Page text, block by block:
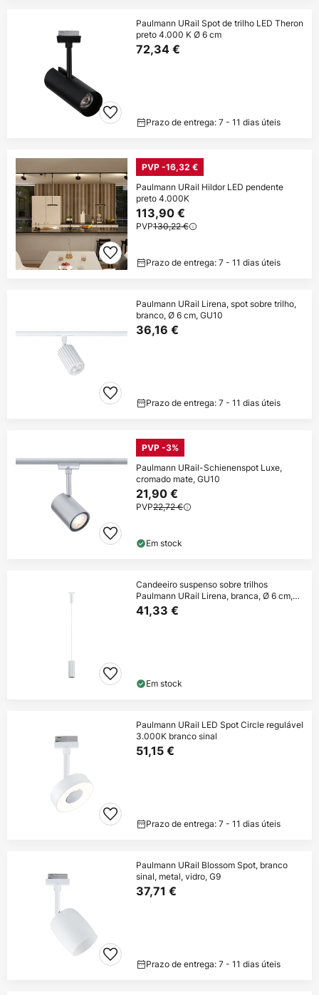
Paulmann URail Spot de trilho LED Theron
preto 4.000 K Ø 6 cm
72,34 €
Prazo de entrega: 7 - 11 dias úteis
PVP -16,32 €
Paulmann URail Hildor LED pendente
preto 4.000K
113,90 €
PVP130,22 €
Prazo de entrega: 7 - 11 dias úteis
Paulmann URail Lirena, spot sobre trilho,
branco, Ø 6 cm, GU10
36,16 €
Prazo de entrega: 7 - 11 dias úteis
PVP -3%
Paulmann URail-Schienenspot Luxe,
cromado mate, GU10
21,90 €
PVP22,72 €
Em stock
Candeeiro suspenso sobre trilhos
Paulmann URail Lirena, branca, Ø 6 cm,
GU10
41,33 €
Em stock
Paulmann URail LED Spot Circle regulável
3.000K branco sinal
51,15 €
Prazo de entrega: 7 - 11 dias úteis
Paulmann URail Blossom Spot, branco
sinal, metal, vidro, G9
37,71 €
Prazo de entrega: 7 - 11 dias úteis